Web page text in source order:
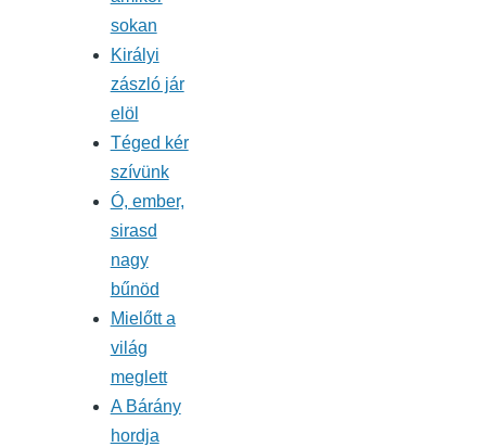
sokan
Királyi
zászló jár
elöl
Téged kér
szívünk
Ó, ember,
sirasd
nagy
bűnöd
Mielőtt a
világ
meglett
A Bárány
hordja